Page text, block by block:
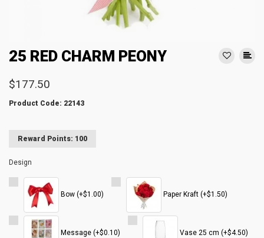
25 RED CHARM PEONY
$177.50
Product Code: 22143
Reward Points: 100
Design
Bow (+$1.00) Paper Kraft (+$1.50)
Message (+$0.10) Vase 25 cm (+$4.50)